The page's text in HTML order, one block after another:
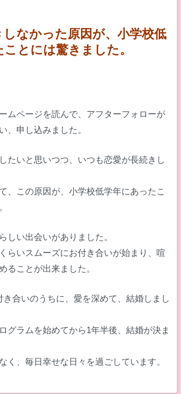
なかった原因が、小学校低
とには驚きました。
ムページを読んで、アフターフォローが
、申し込みました。
たいと思いつつ、いつも恋愛が長続きし
、この原因が、小学校低学年にあったこ
しい出会いがありました。
らいスムーズにお付き合いが始まり、喧
ることが出来ました。
き合いのうちに、愛を深めて、結婚しまし
グラムを始めてから1年半後、結婚が決ま
く、毎日幸せな日々を過ごしています。